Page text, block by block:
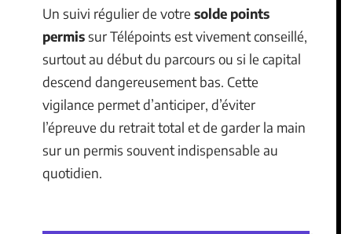
Un suivi régulier de votre solde points
permissur Télépoints est vivement conseillé,
surtout au début du parcours ou si le capital
descend dangereusement bas. Cette
vigilance permet d’anticiper, d’éviter
l’épreuve du retrait total et de garder la main
sur un permis souvent indispensable au
quotidien.